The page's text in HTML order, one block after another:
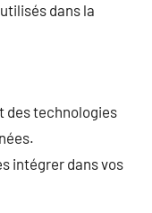
dans la
des technologies
intégrer dans vos